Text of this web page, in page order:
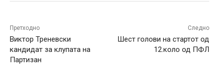
Претходно
Виктор Треневски
кандидат за клупата на
Партизан
Следно
Шест голови на стартот од
12.коло од ПФЛ